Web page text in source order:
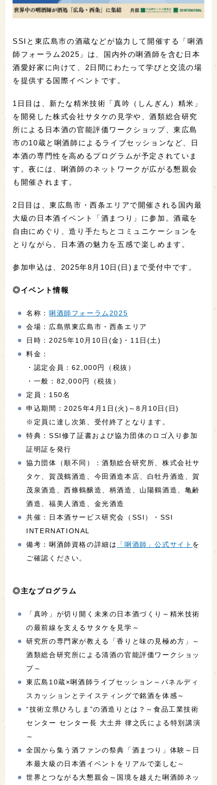
SSIと東広島市の酒蔵などが協力して開催する「唎酒
師フォーラム2025」は、国内外の唎酒師を含む日本
酒愛好家に向けて、2日間にわたって学びと交流の場
を提供する国際イベントです。
1日目は、新たな精米技術「真吟（しんぎん）精米」
を開発した株式会社サタケの見学や、酒類総合研究
所による日本酒の官能評価ワークショップ、東広島
市の10蔵と唎酒師によるライブセッションなど、日
本酒の専門性を高めるプログラムが予定されていま
す。夜には、唎酒師のネットワークが広がる懇親会
も開催されます。
2日目は、東広島市・西条エリアで開催される国内最
大級の日本酒イベント「酒まつり」に参加。酒蔵を
自由にめぐり、造り手たちとコミュニケーションを
とりながら、日本酒の魅力を五感で楽しめます。
参加申込は、2025年8月10日(日)まで受付中です。
◎イベント情報
名称：唎酒師フォーラム2025
会場：広島県東広島市・西条エリア
日時：2025年10月10日(金)・11日(土)
料金：
・認定会員：62,000円（税抜）
・一般：82,000円（税抜）
定員：150名
申込期間：2025年4月1日(火)～8月10日(日)
※定員に達し次第、受付終了となります。
特典：SSI修了証書および協力団体のロゴ入り参加
証明証を発行
協力団体（順不同）：酒類総合研究所、株式会社サ
タケ、賀茂鶴酒造、今田酒造本店、白牡丹酒造、賀
茂泉酒造、西條鶴醸造、柄酒造、山陽鶴酒造、亀齢
酒造、福美人酒造、金光酒造
共催：日本酒サービス研究会（SSI）・SSI
INTERNATIONAL
備考：唎酒師資格の詳細は
「唎酒師」公式サイト を
ご確認ください。
◎主なプログラム
「真吟」が切り開く未来の日本酒づくり～精米技術
の最前線を支えるサタケを見学～
研究所の専門家が教える「香りと味の見極め方」～
酒類総合研究所による清酒の官能評価ワークショッ
プ～
東広島10蔵×唎酒師ライブセッション～パネルディ
スカッションとテイスティングで銘酒を体感～
“技術立県ひろしま”の酒造りとは？～食品工業技術
センター センター長 大土井 律之氏による特別講演
～
全国から集う酒ファンの祭典「酒まつり」体験～日
本最大級の日本酒イベントをリアルで楽しむ～
世界とつながる大懇親会～国境を越えた唎酒師ネッ